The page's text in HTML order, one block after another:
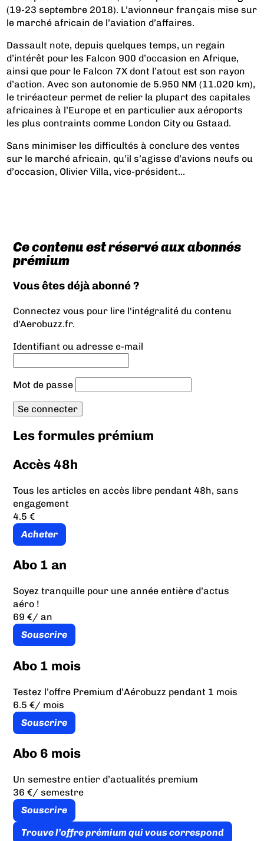
(19-23 septembre 2018). L’avionneur français mise sur
le marché africain de l’aviation d’affaires.
Dassault note, depuis quelques temps, un regain
d’intérêt pour les Falcon 900 d’occasion en Afrique,
ainsi que pour le Falcon 7X dont l’atout est son rayon
d’action. Avec son autonomie de 5.950 NM (11.020 km),
le triréacteur permet de relier la plupart des capitales
africaines à l’Europe et en particulier aux aéroports
les plus contraints comme London City ou Gstaad.
Sans minimiser les difficultés à conclure des ventes
sur le marché africain, qu’il s’agisse d’avions neufs ou
d’occasion, Olivier Villa, vice-président...
Ce contenu est réservé aux abonnés
prémium
Vous êtes déjà abonné ?
Connectez vous pour lire l'intégralité du contenu
d'Aerobuzz.fr.
Identifiant ou adresse e-mail
Mot de passe
Les formules prémium
Accès 48h
Tous les articles en accès libre pendant 48h, sans
engagement
4.5 €
Acheter
Abo 1 an
Soyez tranquille pour une année entière d’actus
aéro !
69 €/ an
Souscrire
Abo 1 mois
Testez l’offre Premium d’Aérobuzz pendant 1 mois
6.5 €/ mois
Souscrire
Abo 6 mois
Un semestre entier d’actualités premium
36 €/ semestre
Souscrire
Trouve l’offre prémium qui vous correspond